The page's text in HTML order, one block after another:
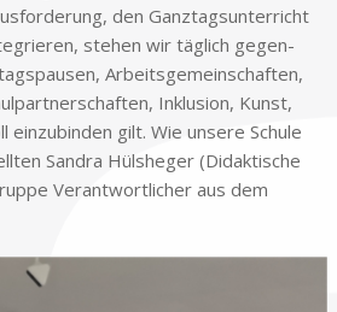
den Ganz­tags­un­ter­richt
ste­hen wir täg­lich ge­gen­
Ar­beits­ge­mein­schaf­ten,
In­klu­si­on, Kunst,
gilt. Wie un­se­re Schu­le
San­dra Hüls­he­ger (Di­dak­ti­sche
Ver­ant­wort­li­cher aus dem